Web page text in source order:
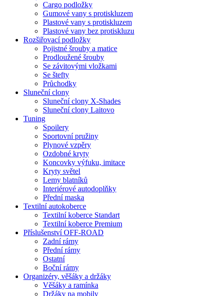
Cargo podložky
Gumové vany s protiskluzem
Plastové vany s protiskluzem
Plastové vany bez protiskluzu
Rozšiřovací podložky
Pojistné šrouby a matice
Prodloužené šrouby
Se závitovými vložkami
Se štefty
Průchodky
Sluneční clony
Sluneční clony X-Shades
Sluneční clony Laitovo
Tuning
Spoilery
Sportovní pružiny
Plynové vzpěry
Ozdobné kryty
Koncovky výfuku, imitace
Kryty světel
Lemy blatníků
Interiérové autodoplňky
Přední maska
Textilní autokoberce
Textilní koberce Standart
Textilní koberce Premium
Příslušenství OFF-ROAD
Zadní rámy
Přední rámy
Ostatní
Boční rámy
Organizéry, věšáky a držáky
Věšáky a ramínka
Držáky na mobily